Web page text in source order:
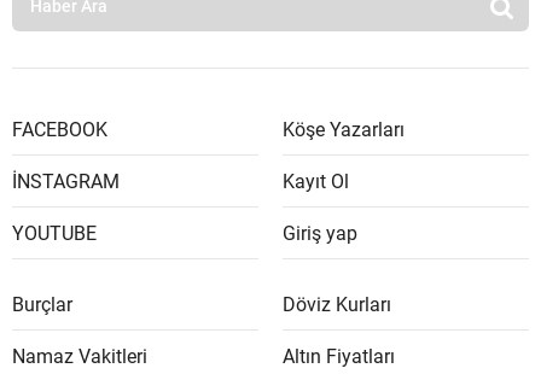
FACEBOOK
İNSTAGRAM
YOUTUBE
Köşe Yazarları
Kayıt Ol
Giriş yap
Burçlar
Namaz Vakitleri
Döviz Kurları
Altın Fiyatları